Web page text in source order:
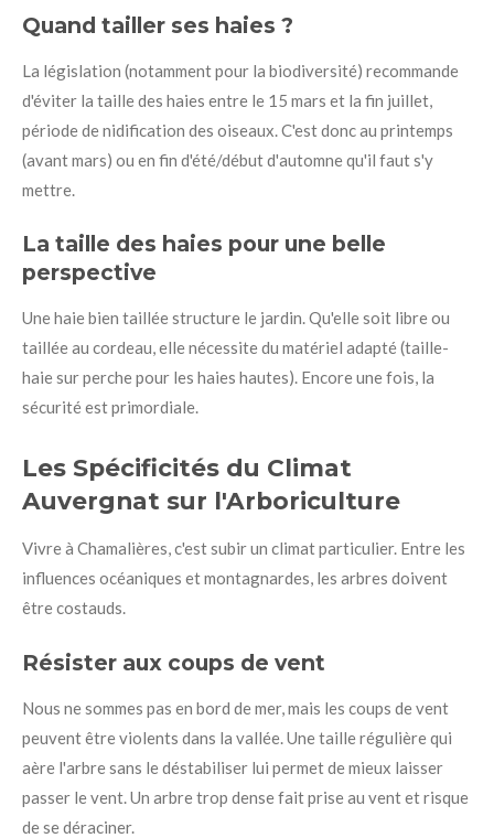
Quand tailler ses haies ?
La législation (notamment pour la biodiversité) recommande
d'éviter la taille des haies entre le 15 mars et la fin juillet,
période de nidification des oiseaux. C'est donc au printemps
(avant mars) ou en fin d'été/début d'automne qu'il faut s'y
mettre.
La taille des haies pour une belle
perspective
Une haie bien taillée structure le jardin. Qu'elle soit libre ou
taillée au cordeau, elle nécessite du matériel adapté (taille-
haie sur perche pour les haies hautes). Encore une fois, la
sécurité est primordiale.
Les Spécificités du Climat
Auvergnat sur l'Arboriculture
Vivre à Chamalières, c'est subir un climat particulier. Entre les
influences océaniques et montagnardes, les arbres doivent
être costauds.
Résister aux coups de vent
Nous ne sommes pas en bord de mer, mais les coups de vent
peuvent être violents dans la vallée. Une taille régulière qui
aère l'arbre sans le déstabiliser lui permet de mieux laisser
passer le vent. Un arbre trop dense fait prise au vent et risque
de se déraciner.